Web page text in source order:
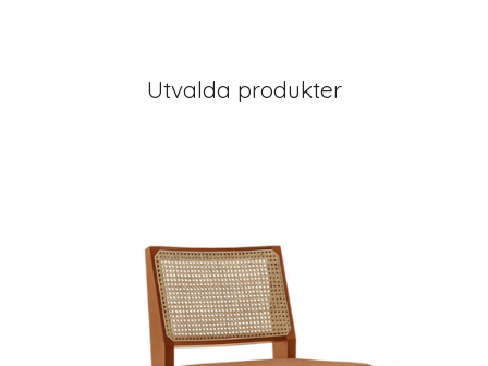
Utvalda produkter